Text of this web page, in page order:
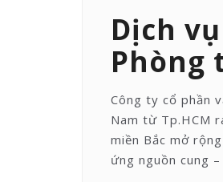
Dịch
Phòng
Công ty cổ phần
Nam từ Tp.HCM
miền Bắc mở
ứng nguồn cung